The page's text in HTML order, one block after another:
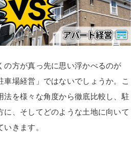
の方が真っ先に思い浮かべるのが
車場経営」ではないでしょうか。こ
法を様々な角度から徹底比較し、駐
に、そしてどのような土地に向いて
きます。